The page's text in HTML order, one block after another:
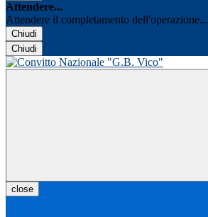
Attendere...
Attendere il completamento dell'operazione...
Chiudi
Chiudi
close